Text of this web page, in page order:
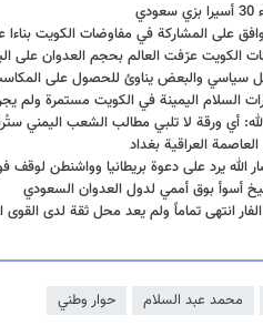
على المشاركة في مفاوضات الكويت
الكويت عرّفت العالم بحجم العدوان على
سياسي والبعض يناوئ للحصول على
السلام اليمينة في الكويت مستمرة ولم يجر
أي ورقة لا تلبي مطالب الشعب اليمني
العراقية بغداد
الله يرد على دعوة بريطانيا وواشنطن لوقف
أسوأ بوق أممي لدول العدوان السعودي
الفار انتهى تماماً ولم يعد محل ثقة لدى القوى
محمد عبد السلام حوار وطني